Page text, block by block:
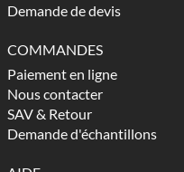
Demande de devis
COMMANDES
Paiement en ligne
Nous contacter
SAV & Retour
Demande d'échantillons